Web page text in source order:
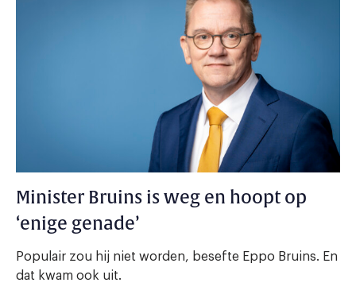
Minister Bruins is weg en hoopt op
‘enige genade’
Populair zou hij niet worden, besefte Eppo Bruins. En
dat kwam ook uit.